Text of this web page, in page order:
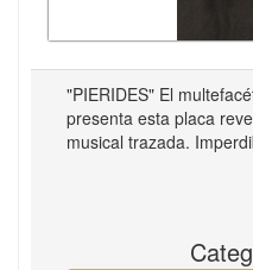
"PIERIDES" El
presenta esta placa
musical trazada.